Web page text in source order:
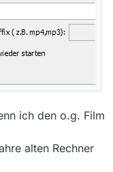
Restart>
>false</
ich den o.g. Film
alten Rechner